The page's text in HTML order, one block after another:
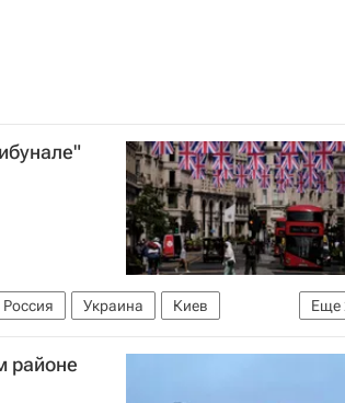
Еще
Россия Украина
Киев
районе